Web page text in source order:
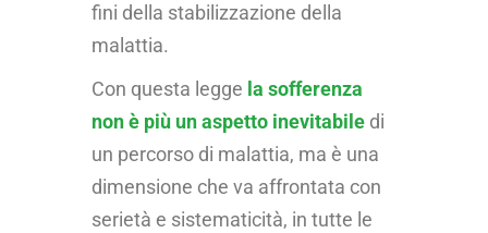
fini della stabilizzazione della
malattia.
Con questa legge la sofferenza
non è più un aspetto inevitabile di
un percorso di malattia, ma è una
dimensione che va affrontata con
serietà e sistematicità, in tutte le